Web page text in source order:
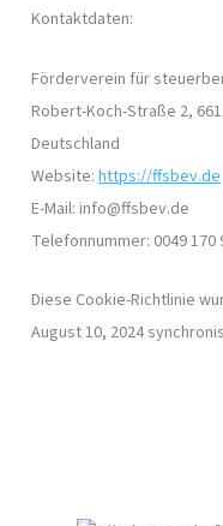
Kontaktdaten:
Förderverein für
Robert-Koch-Straße 2,
Deutschland
Website:https://ffsbev.de
E-Mail:info@ffsbev.de
Telefonnummer: 0049 170
Diese Cookie-Richtlinie
August 10, 2024